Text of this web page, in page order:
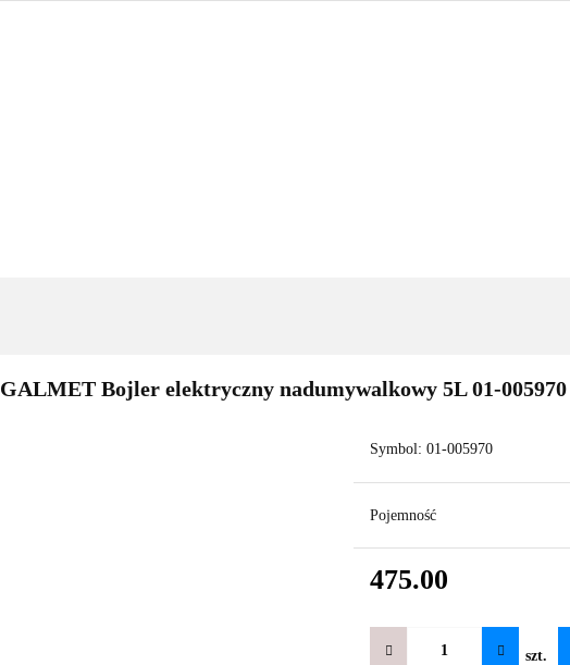
GALMET Bojler elektryczny nadumywalkowy 5L 01-005970
Symbol:01-005970
Pojemność
475.00
szt.